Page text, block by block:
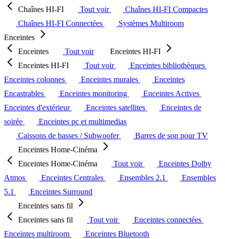
Chaînes HI-FI
Tout voir
Chaînes HI-FI Compactes
Chaînes HI-FI Connectées
Systèmes Multiroom
Enceintes
Enceintes
Tout voir
Enceintes HI-FI
Enceintes HI-FI
Tout voir
Enceintes bibliothèques
Enceintes colonnes
Enceintes murales
Enceintes
Encastrables
Enceintes monitoring
Enceintes Actives
Enceintes d'extérieur
Enceintes satellites
Enceintes de
soirée
Enceintes pc et multimedias
Caissons de basses / Subwoofer
Barres de son pour TV
Enceintes Home-Cinéma
Enceintes Home-Cinéma
Tout voir
Enceintes Dolby
Atmos
Enceintes Centrales Ensembles 2.1
Ensembles
5.1
Enceintes Surround
Enceintes sans fil
Enceintes sans fil
Tout voir
Enceintes connectées
Enceintes multiroom
Enceintes Bluetooth